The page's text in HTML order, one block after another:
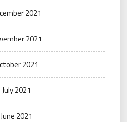
2021
2021
2021
July 2021
June 2021